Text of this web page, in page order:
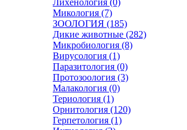
Лихенология (0)
Микология (7)
ЗООЛОГИЯ (185)
Дикие животные (282)
Микробиология (8)
Вирусология (1)
Паразитология (0)
Протозоология (3)
Малакология (0)
Териология (1)
Орнитология (120)
Герпетология (1)